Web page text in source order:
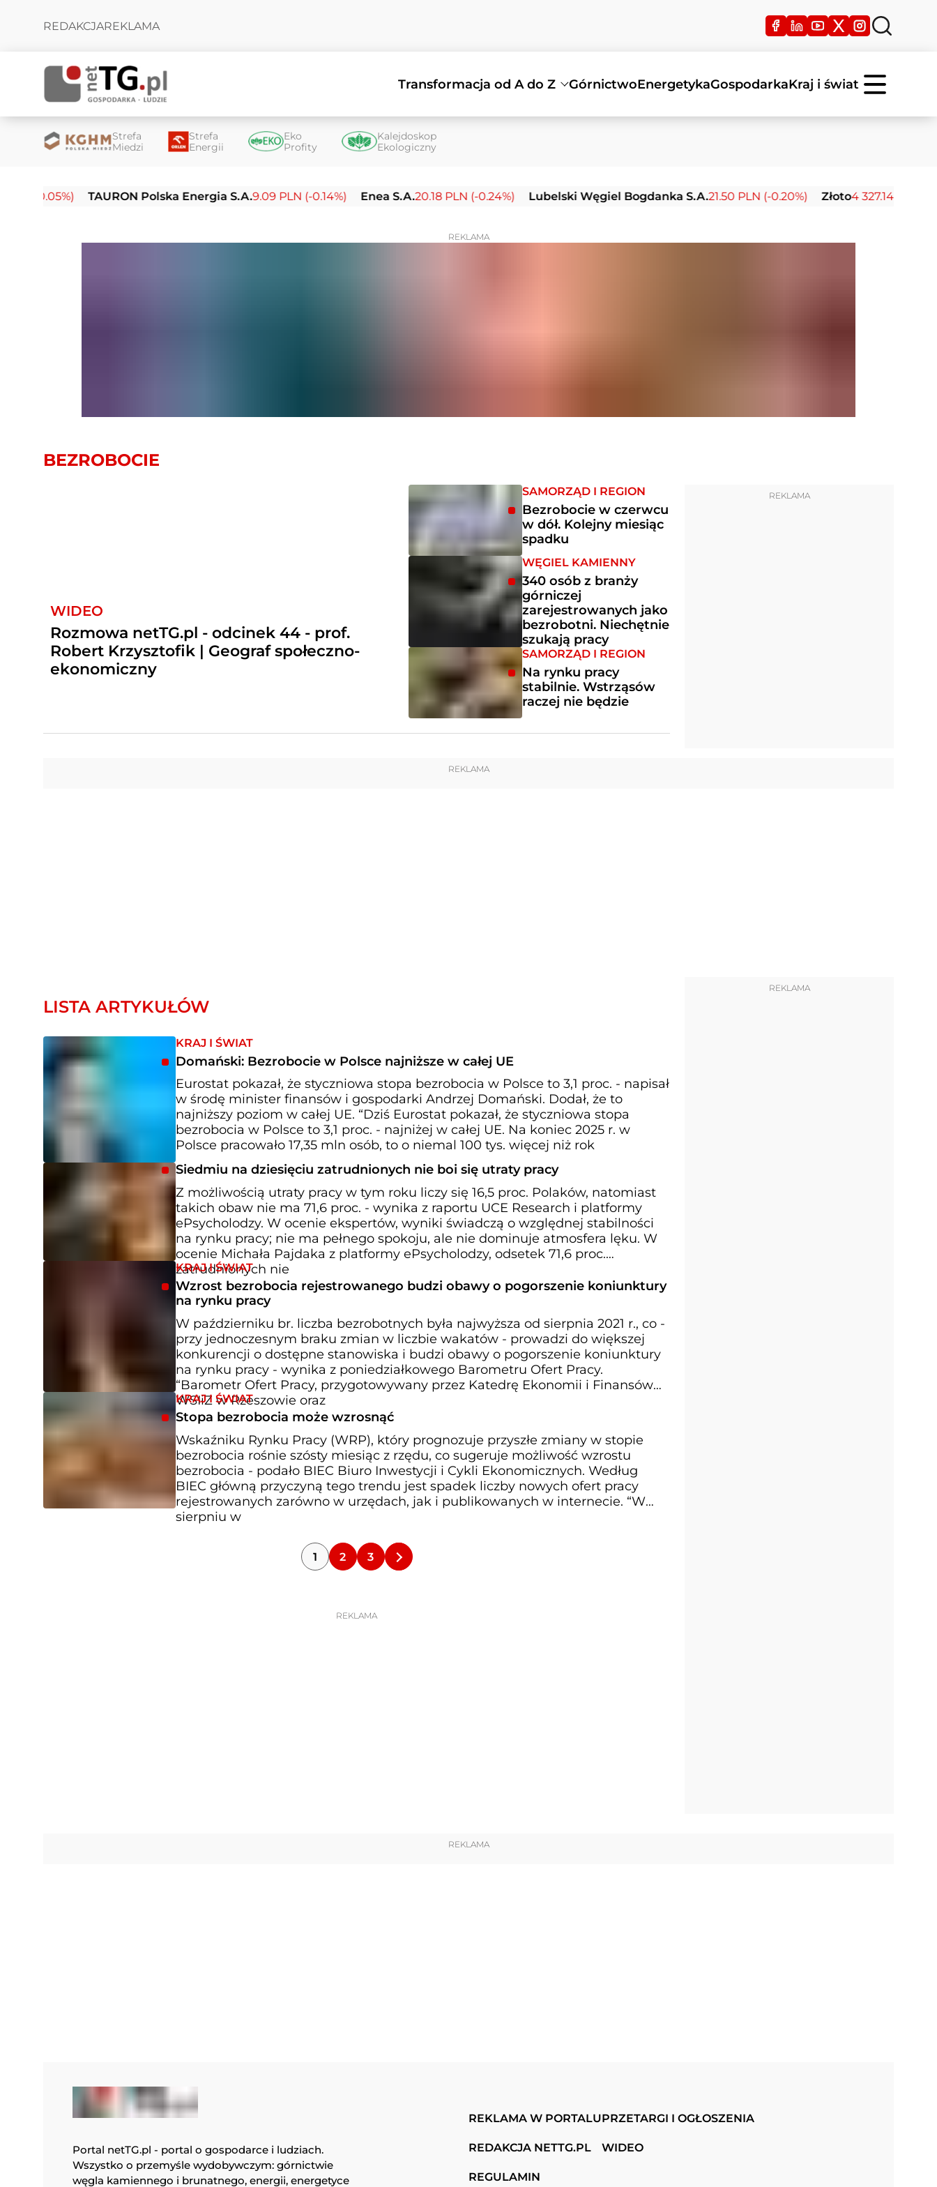
REDAKCJAREKLAMA
Transformacja od A do Z GórnictwoEnergetykaGospodarkaKraj i świat
Strefa
Miedzi
Strefa
Energii
Eko
Profity
Kalejdoskop
Ekologiczny
TAURON Polska Energia S.A.9.09 PLN (-0.14%) Enea S.A.20.18 PLN (-0.24%) Lubelski Węgiel Bogdanka S.A.21.50 PLN (-0.20%) Złoto 4 327.14 USD (-0.38%)
REKLAMA
BEZROBOCIE
WIDEO
Rozmowa netTG.pl - odcinek 44 - prof.
Robert Krzysztofik | Geograf społeczno-
ekonomiczny
SAMORZĄD I REGION
Bezrobocie w czerwcu
w dół. Kolejny miesiąc
spadku
WĘGIEL KAMIENNY
340 osób z branży
górniczej
zarejestrowanych jako
bezrobotni. Niechętnie
szukają pracy
SAMORZĄD I REGION
Na rynku pracy
stabilnie. Wstrząsów
raczej nie będzie
REKLAMA
REKLAMA
LISTA ARTYKUŁÓW
KRAJ I ŚWIAT
Domański: Bezrobocie w Polsce najniższe w całej UE
Eurostat pokazał, że styczniowa stopa bezrobocia w Polsce to 3,1 proc. - napisał
w środę minister finansów i gospodarki Andrzej Domański. Dodał, że to
najniższy poziom w całej UE. “Dziś Eurostat pokazał, że styczniowa stopa
bezrobocia w Polsce to 3,1 proc. - najniżej w całej UE. Na koniec 2025 r. w
Polsce pracowało 17,35 mln osób, to o niemal 100 tys. więcej niż rok
Siedmiu na dziesięciu zatrudnionych nie boi się utraty pracy
Z możliwością utraty pracy w tym roku liczy się 16,5 proc. Polaków, natomiast
takich obaw nie ma 71,6 proc. - wynika z raportu UCE Research i platformy
ePsycholodzy. W ocenie ekspertów, wyniki świadczą o względnej stabilności
na rynku pracy; nie ma pełnego spokoju, ale nie dominuje atmosfera lęku. W
ocenie Michała Pajdaka z platformy ePsycholodzy, odsetek 71,6 proc.
zatrudnionych nie
KRAJ I ŚWIAT
Wzrost bezrobocia rejestrowanego budzi obawy o pogorszenie koniunktury
na rynku pracy
W październiku br. liczba bezrobotnych była najwyższa od sierpnia 2021 r., co -
przy jednoczesnym braku zmian w liczbie wakatów - prowadzi do większej
konkurencji o dostępne stanowiska i budzi obawy o pogorszenie koniunktury
na rynku pracy - wynika z poniedziałkowego Barometru Ofert Pracy.
“Barometr Ofert Pracy, przygotowywany przez Katedrę Ekonomii i Finansów
WSIiZ w Rzeszowie oraz
KRAJ I ŚWIAT
Stopa bezrobocia może wzrosnąć
Wskaźniku Rynku Pracy (WRP), który prognozuje przyszłe zmiany w stopie
bezrobocia rośnie szósty miesiąc z rzędu, co sugeruje możliwość wzrostu
bezrobocia - podało BIEC Biuro Inwestycji i Cykli Ekonomicznych. Według
BIEC główną przyczyną tego trendu jest spadek liczby nowych ofert pracy
rejestrowanych zarówno w urzędach, jak i publikowanych w internecie. “W
sierpniu w
1 2 3
REKLAMA
REKLAMA
REKLAMA
Portal netTG.pl - portal o gospodarce i ludziach.
Wszystko o przemyśle wydobywczym: górnictwie
węgla kamiennego i brunatnego, energii, energetyce
REKLAMA W PORTALU
REDAKCJA NETTG.PL
REGULAMIN
PRZETARGI I OGŁOSZENIA
WIDEO